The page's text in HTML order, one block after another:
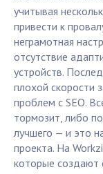
учитывая
привести к
неграмотная
отсутствие
устройств.
плохой скорости
проблем с SEO.
тормозит, либо
лучшего — и это
проекта. На
которые создают